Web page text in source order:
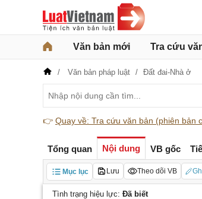
Văn bản mới Tra cứu
Văn bản pháp luật Đất đai-Nhà ở
👉 Quay về: Tra cứu văn bản (phiên bản
Tổng quan Nội dung VB gốc
Mục lục Lưu Theo dõi VB
Tình trạng hiệu lực: Đã biết